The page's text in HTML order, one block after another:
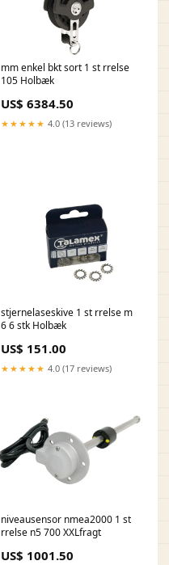
mm enkel bkt sort 1 st rrelse
105 Holbæk
US$ 6384.50
★★★★★ 4.0 (13 reviews)
stjernelaseskive 1 st rrelse m
6 6 stk Holbæk
US$ 151.00
★★★★★ 4.0 (17 reviews)
niveausensor nmea2000 1 st
rrelse n5 700 XXLfragt
US$ 1001.50